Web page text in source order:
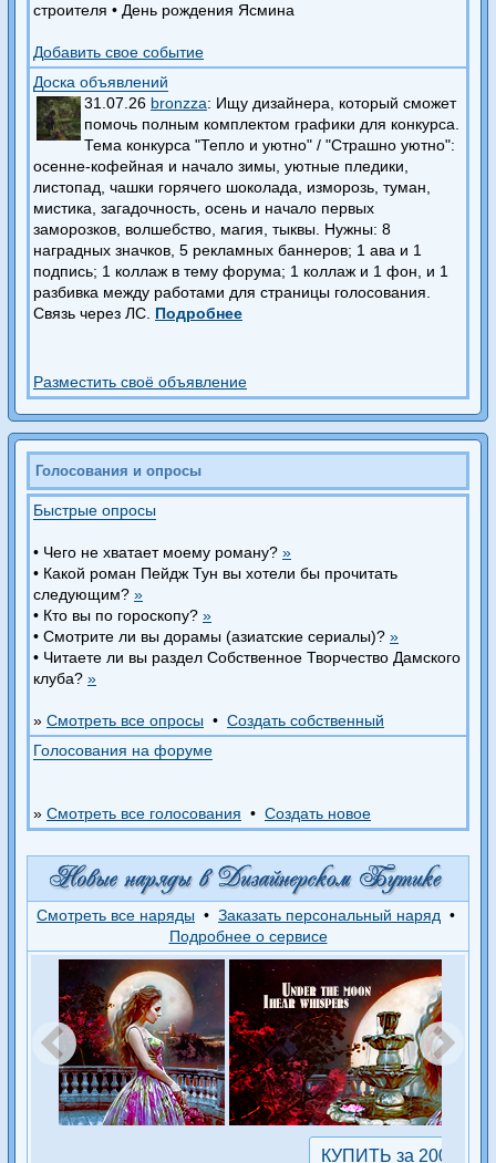
строителя • День рождения Ясмина
Добавить свое событие
Доска объявлений
31.07.26 bronzza: Ищу дизайнера, который сможет
помочь полным комплектом графики для конкурса.
Тема конкурса "Тепло и уютно" / "Страшно уютно":
осенне-кофейная и начало зимы, уютные пледики,
листопад, чашки горячего шоколада, изморозь, туман,
мистика, загадочность, осень и начало первых
заморозков, волшебство, магия, тыквы. Нужны: 8
наградных значков, 5 рекламных баннеров; 1 ава и 1
подпись; 1 коллаж в тему форума; 1 коллаж и 1 фон, и 1
разбивка между работами для страницы голосования.
Связь через ЛС. Подробнее
Разместить своё объявление
Голосования и опросы
Быстрые опросы
• Чего не хватает моему роману? »
• Какой роман Пейдж Тун вы хотели бы прочитать
следующим? »
• Кто вы по гороскопу? »
• Смотрите ли вы дорамы (азиатские сериалы)? »
• Читаете ли вы раздел Собственное Творчество Дамского
клуба? »
» Смотреть все опросы • Создать собственный
Голосования на форуме
» Смотреть все голосования • Создать новое
Смотреть все наряды • Заказать персональный наряд •
Подробнее о сервисе